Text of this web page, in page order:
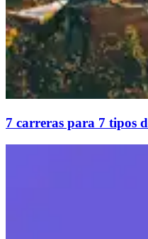
7 carreras para 7 tipos